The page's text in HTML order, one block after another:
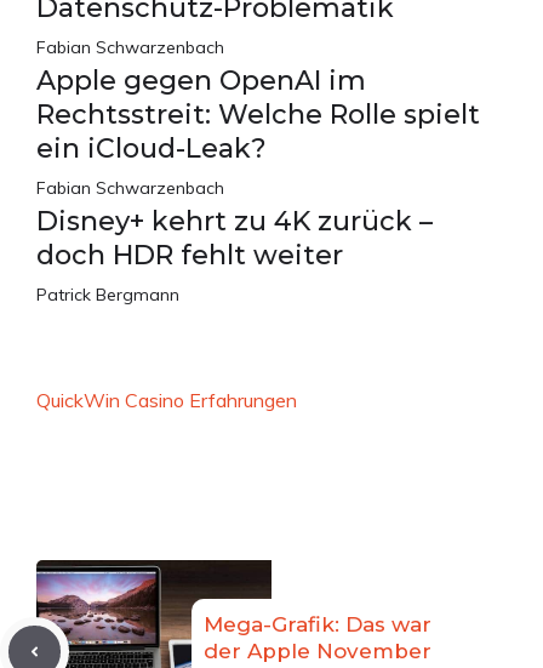
Datenschutz-Problematik
Fabian Schwarzenbach
Apple gegen OpenAI im
Rechtsstreit: Welche Rolle spielt
ein iCloud-Leak?
Fabian Schwarzenbach
Disney+ kehrt zu 4K zurück –
doch HDR fehlt weiter
Patrick Bergmann
QuickWin Casino Erfahrungen
Mega-Grafik: Das war
der Apple November